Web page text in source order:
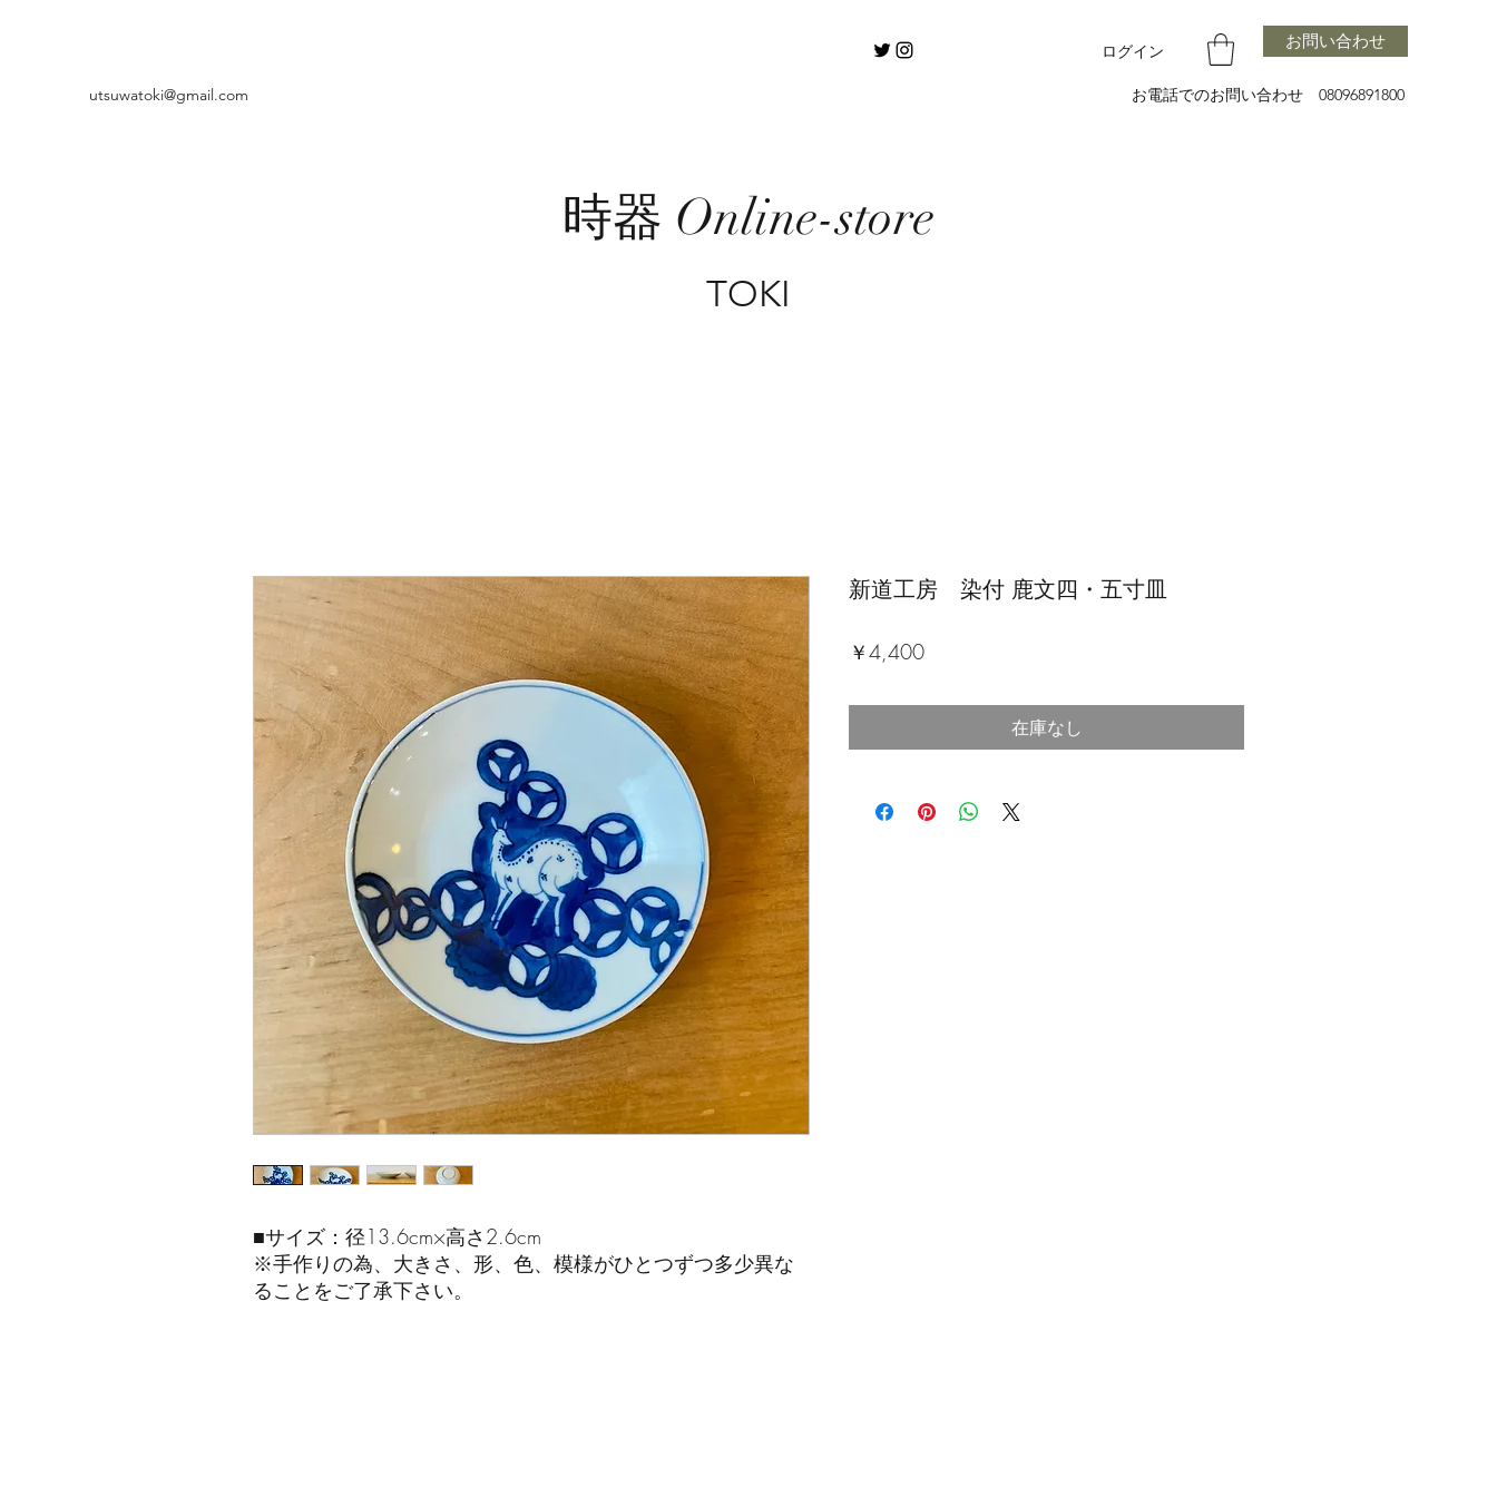
ログイン お問い合わせ
utsuwatoki@gmail.com お電話でのお問い合わせ 08096891800
TOKI
時器 Online-store
■サイズ：径13.6cm×高さ2.6cm
※手作りの為、大きさ、形、色、模様がひとつずつ多少異な
ることをご了承下さい。
新道工房 染付 鹿文四・五寸皿
￥4,400価
在庫なし